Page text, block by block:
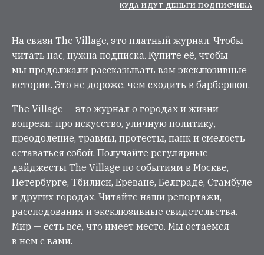
КУДА ИДУТ ДЕНЬГИ ПОДПИСЧИКА
На связи The Village, это платный журнал. Чтобы
читать нас, нужна подписка. Купите её, чтобы
мы продолжали рассказывать вам эксклюзивные
истории. Это не дороже, чем сходить в барбершоп.
The Village — это журнал о городах и жизни
вопреки: про искусство, уличную политику,
преодоление, травмы, протесты, панк и смелость
оставаться собой. Получайте регулярные
дайджесты The Village по событиям в Москве,
Петербурге, Тбилиси, Ереване, Белграде, Стамбуле
и других городах. Читайте наши репортажи,
расследования и эксклюзивные свидетельства.
Мир — есть все, что имеет место. Мы остаемся
в нем с вами.